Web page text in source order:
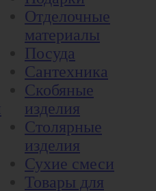
Отделочные
материалы
Посуда
Сантехника
Скобяные
изделия
Столярные
изделия
Сухие смеси
Товары для